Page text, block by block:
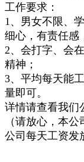
工作要求：
1、男女不限、
细心，有责任感
2、会打字、会
精神；
3、平均每天能
量即可。
详情请查看我们
（请放心，本
公司每天工资发